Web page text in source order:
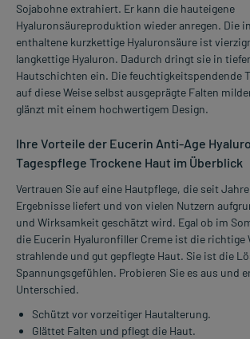
Sojabohne extrahiert. Er kann die hauteigene
Hyaluronsäureproduktion wieder anregen. Die
enthaltene kurzkettige Hyaluronsäure ist
langkettige Hyaluron. Dadurch dringt sie in
Hautschichten ein. Die feuchtigkeitspendende
auf diese Weise selbst ausgeprägte Falten
glänzt mit einem hochwertigem Design.
Ihre Vorteile der Eucerin Anti-Age
Tagespflege Trockene Haut im Überblick
Vertrauen Sie auf eine Hautpflege, die seit
Ergebnisse liefert und von vielen Nutzern
und Wirksamkeit geschätzt wird. Egal ob im
die Eucerin Hyaluronfiller Creme ist die richtige
strahlende und gut gepflegte Haut. Sie ist die
Spannungsgefühlen. Probieren Sie es aus und
Unterschied.
Schützt vor vorzeitiger Hautalterung.
Glättet Falten und pflegt die Haut.